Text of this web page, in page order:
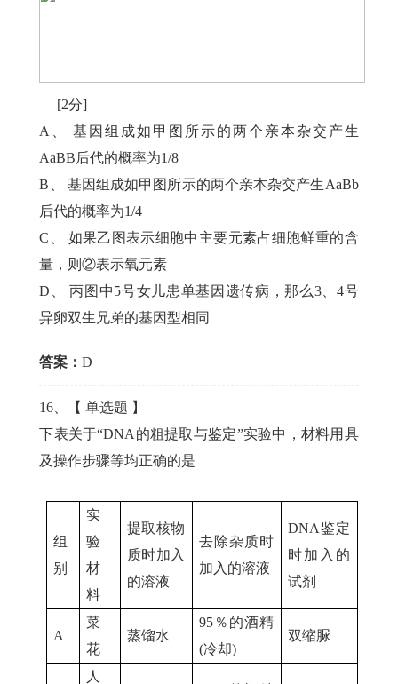
[2分]
A
、基因组成如甲图所示的两个亲本杂交产生
AaBB后代的概率为1/8
B
基因组成如甲图所示的两个亲本杂交产生AaBb
后代的概率为1/4
C
如果乙图表示细胞中主要元素占细胞鲜重的含
量，则②表示氧元素
D 、丙图中5号女儿患单基因遗传病，那么3、4号
异卵双生兄弟的基因型相同
答案：D
16 、【单选题 】
下表关于“DNA的粗提取与鉴定”实验中，材料用具
及操作步骤等均正确的是
组
别
实
验
材
料
提取核物
质时加入
的溶液
去除杂质时
加入的溶液
DNA鉴定
时加入的
试剂
A
菜
花
蒸馏水
95％的酒精
(冷却)
双缩脲
人